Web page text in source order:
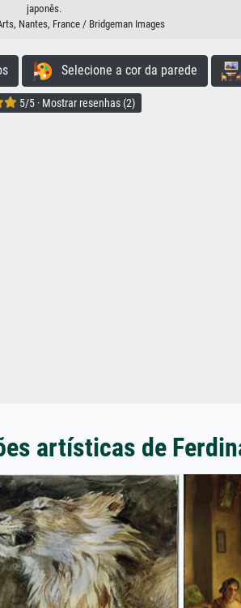
japonês.
Nantes, France / Bridgeman Images
Selecione a cor da parede
5/5 · Mostrar resenhas (2)
artísticas de